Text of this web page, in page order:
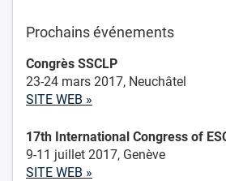
Prochains événements
Congrès SSCLP
23-24 mars 2017, Neuchâtel
SITE WEB »
17th International Congress of
9-11 juillet 2017, Genève
SITE WEB »